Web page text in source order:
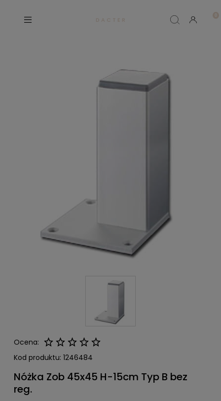
D A C T E R
Ocena:
Kod produktu: 1246484
Nóżka Zob 45x45 H-15cm Typ B bez
reg.